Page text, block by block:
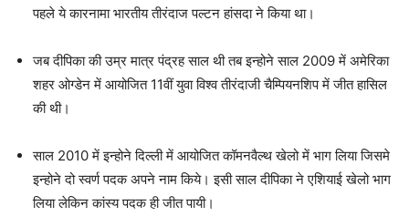
पहले ये कारनामा भारतीय तीरंदाज पल्टन हांसदा ने किया था।
जब दीपिका की उम्र मात्र पंद्रह साल थी तब इन्होने साल 2009 में अमेरिका
शहर ओग्डेन में आयोजित 11वीं युवा विश्व तीरंदाजी चैम्पियनशिप में जीत हासिल
की थी।
साल 2010 में इन्होने दिल्ली में आयोजित कॉमनवैल्थ खेलो में भाग लिया जिसमे
इन्होने दो स्वर्ण पदक अपने नाम किये। इसी साल दीपिका ने एशियाई खेलो भाग
लिया लेकिन कांस्य पदक ही जीत पायी।